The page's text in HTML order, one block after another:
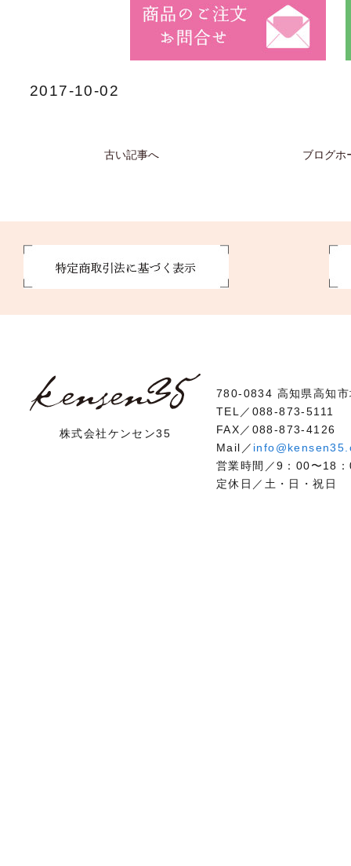
2017-10-02
古い記事へ ブログホ
株式会社ケンセン35
780-0834 高知県高知
TEL／088-873-5111
FAX／088-873-4126
Mail／
営業時間／9：00〜18
定休日／土・日・祝日